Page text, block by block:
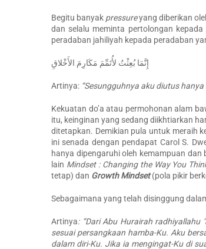
Begitu banyak pressureyang diberikan
dan selalu meminta pertolongan
peradaban jahiliyah kepada peradaban
إِنَّمَا بُعِثْتُ لأُتَمِّمَ مَكَارِمَ الأَخْلاقِ
Artinya: “Sesungguhnya aku diutus
Kekuatan do’a atau permohonan alam
itu, keinginan yang sedang diikhtiarkan
ditetapkan. Demikian pula untuk meraih
ini senada dengan pendapat Carol S.
hanya dipengaruhi oleh kemampuan
lain Mindset : Changing the Way You
tetap) dan Growth Mindset(pola pikir
Sebagaimana yang telah disinggung
Artinya: “Dari Abu Hurairah radhiyallahu
sesuai persangkaan hamba-Ku. Aku
dalam diri-Ku. Jika ia mengingat-Ku di